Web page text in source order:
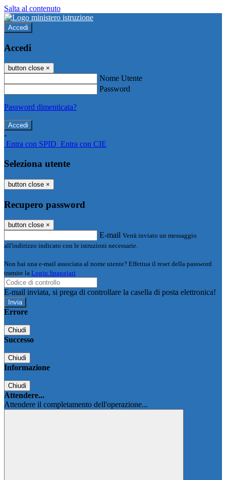
Salta al contenuto
Accedi
Accedi
button close ×
Nome Utente
Password
Password dimenticata?
-
Entra con SPID Entra con CIE
Seleziona utente
button close ×
Recupero password
button close ×
E-mail Verrà inviato un messaggio
all'indirizzo indicato con le istruzioni necessarie.
Non hai una e-mail associata al nome utente? Effettua il reset della password
tramite la Login Spaggiari
E-mail inviata, si prega di controllare la casella di posta elettronica!
Errore
Chiudi
Successo
Chiudi
Informazione
Chiudi
Attendere...
Attendere il completamento dell'operazione...